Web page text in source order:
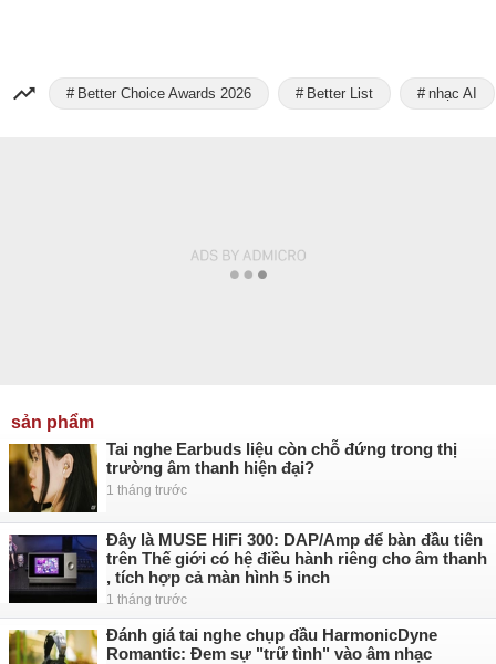
Better Choice Awards 2026 Better List nhạc AI
sản phẩm
Tai nghe Earbuds liệu còn chỗ đứng trong thị
trường âm thanh hiện đại?
1 tháng trước
Đây là MUSE HiFi 300: DAP/Amp để bàn đầu tiên
trên Thế giới có hệ điều hành riêng cho âm thanh
, tích hợp cả màn hình 5 inch
1 tháng trước
Đánh giá tai nghe chụp đầu HarmonicDyne
Romantic: Đem sự "trữ tình" vào âm nhạc